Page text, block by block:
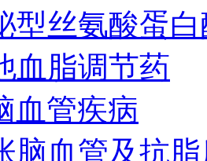
型丝氨酸蛋
血脂调节药
血管疾病
脑血管及抗